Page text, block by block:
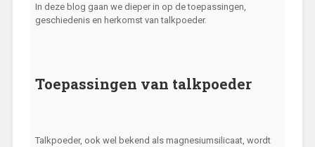
In deze blog gaan we dieper in op de toepassingen,
geschiedenis en herkomst van talkpoeder.
Toepassingen van talkpoeder
Talkpoeder, ook wel bekend als magnesiumsilicaat, wordt